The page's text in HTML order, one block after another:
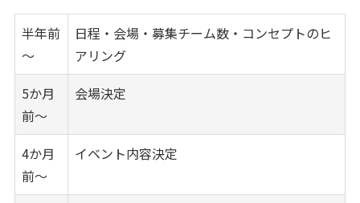
半年前
～
日程・会場・募集チーム数・コンセプトのヒ
アリング
5か月
前～
会場決定
4か月
前～
イベント内容決定